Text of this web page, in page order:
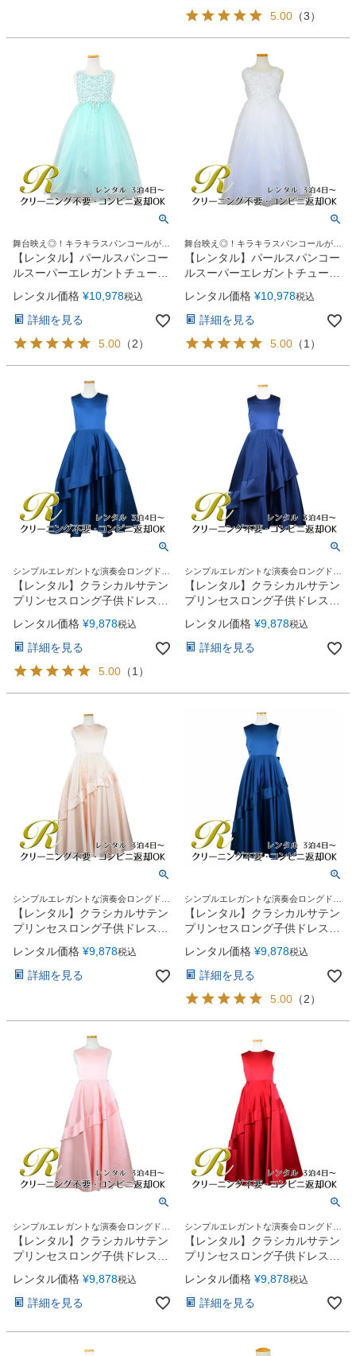
5.00 （3）
舞台映え◎！キラキラスパンコールがい
っぱいのドレス
【レンタル】パールスパンコー
ルスーパーエレガントチュール
子供ドレス(cdc5008)ミント
レンタル価格 ¥10,978税込
詳細を見る
5.00 （2）
舞台映え◎！キラキラスパンコールがい
っぱいのドレス
【レンタル】パールスパンコー
ルスーパーエレガントチュール
子供ドレス(cdc5008)ホワイト
レンタル価格 ¥10,978税込
詳細を見る
5.00 （1）
シンプルエレガントな演奏会ロングドレ
ス【レンタル】クラシカルサテン
プリンセスロング子供ドレス
A(yp005a)ライトネイビー
レンタル価格 ¥9,878税込
詳細を見る
5.00 （1 ）
シンプルエレガントな演奏会ロングドレ
ス【レンタル】クラシカルサテン
プリンセスロング子供ドレス
A(yp005a)ネイビー
レンタル価格 ¥9,878税込
詳細を見る
シンプルエレガントな演奏会ロングドレ
ス【レンタル】クラシカルサテン
プリンセスロング子供ドレス
A(yp005a)シャンパン
レンタル価格 ¥9,878税込
詳細を見る
シンプルエレガントな演奏会ロングドレ
ス【レンタル】クラシカルサテン
プリンセスロング子供ドレス
B(yp005b)ライトネイビー
レンタル価格 ¥9,878税込
詳細を見る
5.00 （2）
シンプルエレガントな演奏会ロングドレ
ス【レンタル】クラシカルサテン
プリンセスロング子供ドレス
B(yp005b)ライトピンク
レンタル価格 ¥9,878税込
詳細を見る
シンプルエレガントな演奏会ロングドレ
ス【レンタル】クラシカルサテン
プリンセスロング子供ドレス
B(yp005b)レッド
レンタル価格 ¥9,878税込
詳細を見る